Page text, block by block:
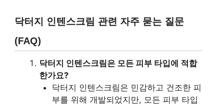
닥터지 인텐스크림 관련 자주 묻는 질문
(FAQ)
닥터지 인텐스크림은 모든 피부 타입에 적합
한가요?
닥터지 인텐스크림은 민감하고 건조한 피
부를 위해 개발되었지만, 모든 피부 타입